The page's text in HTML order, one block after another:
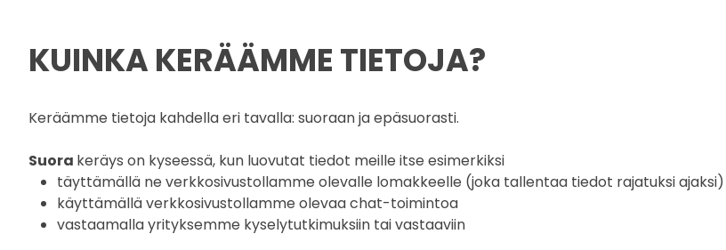
KUINKA KERÄÄMME TIETOJA?
Keräämme tietoja kahdella eri tavalla: suoraan ja epäsuorasti.
Suora keräys on kyseessä, kun luovutat tiedot meille itse esimerkiksi
täyttämällä ne verkkosivustollamme olevalle lomakkeelle (joka tallentaa tiedot rajatuksi ajaksi)
käyttämällä verkkosivustollamme olevaa chat-toimintoa
vastaamalla yrityksemme kyselytutkimuksiin tai vastaaviin